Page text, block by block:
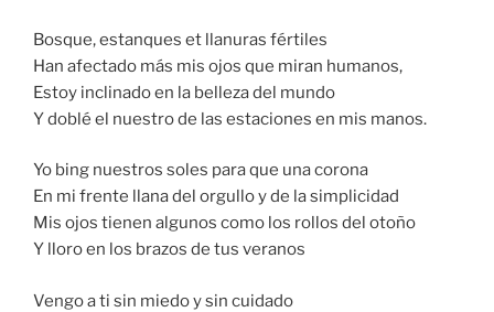
Bosque, estanques et llanuras fértiles
Han afectado más mis ojos que miran humanos,
Estoy inclinado en la belleza del mundo
Y doblé el nuestro de las estaciones en mis manos.
Yo bing nuestros soles para que una corona
En mi frente llana del orgullo y de la simplicidad
Mis ojos tienen algunos como los rollos del otoño
Y lloro en los brazos de tus veranos
Vengo a ti sin miedo y sin cuidado